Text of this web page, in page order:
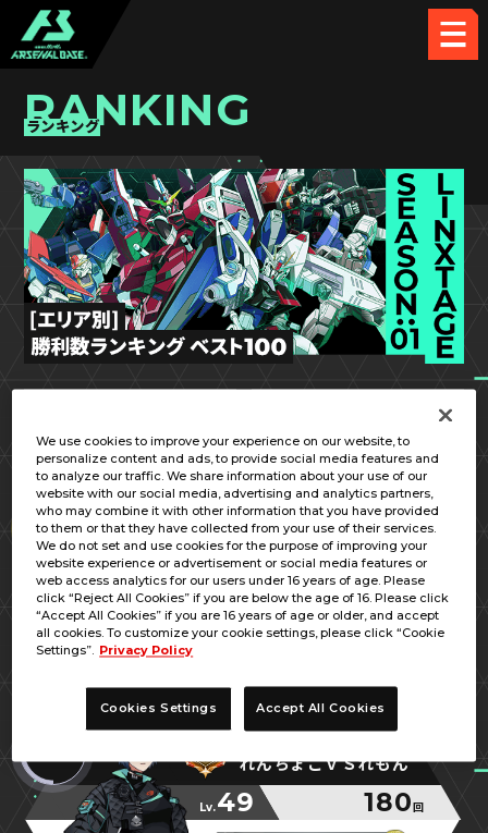
RANKING
ランキング
1
広島県
キジトラ
Lv.46 192回
ルー開発中
ルー開発中
ルー開発中
岡山県
れんちょこＶＳれもん
Lv.49 180 回
We use cookies to improve your experience on our website, to
personalize content and ads, to provide social media features and
to analyze our traffic. We share information about your use of our
website with our social media, advertising and analytics partners,
who may combine it with other information that you have provided
to them or that they have collected from your use of their services.
We do not set and use cookies for the purpose of improving your
website experience or advertisement or social media features or
web access analytics for our users under 16 years of age. Please
click “Reject All Cookies” if you are below the age of 16. Please click
“Accept All Cookies” if you are 16 years of age or older, and accept
all cookies. To customize your cookie settings, please click “Cookie
Settings”. Privacy Policy
Cookies Settings Accept All Cookies